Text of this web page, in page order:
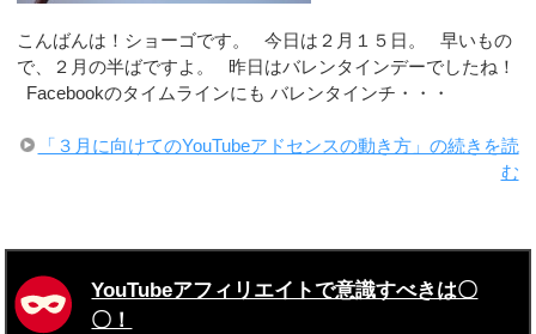
こんばんは！ショーゴです。 今日は２月１５日。 早いもの
で、２月の半ばですよ。 昨日はバレンタインデーでしたね！
Facebookのタイムラインにも バレンタインチ・・・
「３月に向けてのYouTubeアドセンスの動き方」の続きを読
む
YouTubeアフィリエイトで意識すべきは〇
〇！